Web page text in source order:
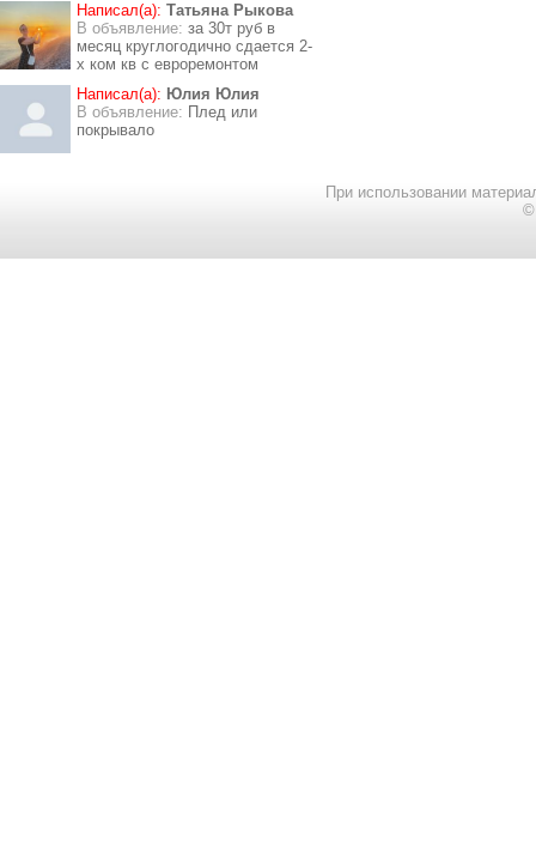
Написал(а): Татьяна Рыкова
В объявление: за 30т руб в
месяц круглогодично сдается 2-
х ком кв с евроремонтом
Написал(а): Юлия Юлия
В объявление: Плед или
покрывало
При использовании